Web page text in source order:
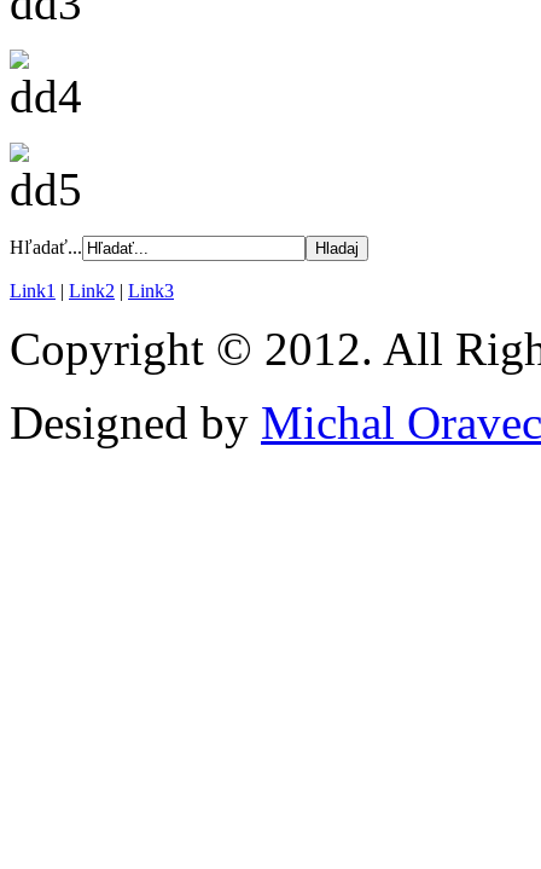
Hľadať...
Link1 | Link2 | Link3
Copyright © 2012. All
Designed by Michal Oravec